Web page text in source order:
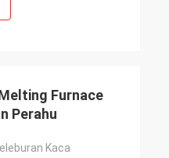
Furnace
Perahu
Kaca